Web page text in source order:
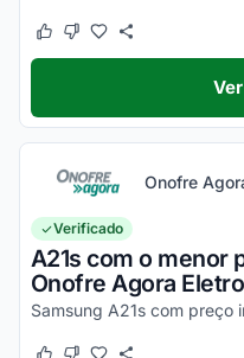
Este cupom funcionou
Este cupom não
Onofre
Verificado
A21s com o menor
Onofre Agora Eletro
Samsung A21s com preço